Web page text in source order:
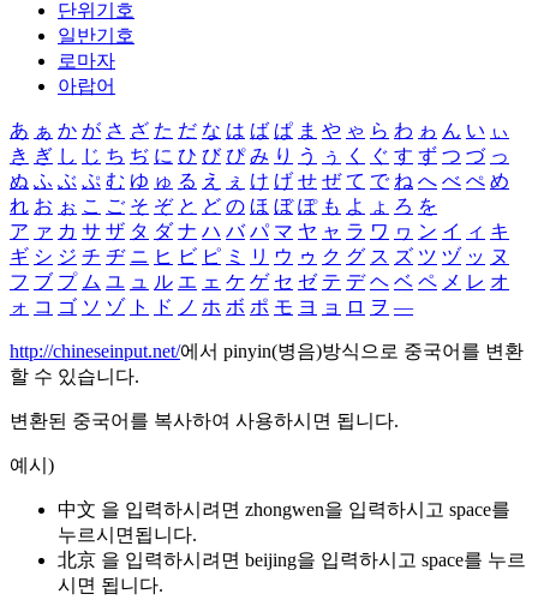
단위기호
일반기호
로마자
아랍어
あ ぁ か が さ ざ た だ な は ば ぱ ま や ゃ ら わ ゎ ん い ぃ
き ぎ し じ ち ぢ に ひ び ぴ み り う ぅ く ぐ す ず つ づ っ
ぬ ふ ぶ ぷ む ゆ ゅ る え ぇ け げ せ ぜ て で ね へ べ ぺ め
れ お ぉ こ ご そ ぞ と ど の ほ ぼ ぽ も よ ょ ろ を
ア ァ カ サ ザ タ ダ ナ ハ バ パ マ ヤ ャ ラ ワ ヮ ン イ ィ キ
ギ シ ジ チ ヂ ニ ヒ ビ ピ ミ リ ウ ゥ ク グ ス ズ ツ ヅ ッ ヌ
フ ブ プ ム ユ ュ ル エ ェ ケ ゲ セ ゼ テ デ ヘ ベ ペ メ レ オ
ォ コ ゴ ソ ゾ ト ド ノ ホ ボ ポ モ ヨ ョ ロ ヲ ―
http://chineseinput.net/에서 pinyin(병음)방식으로 중국어를 변환
할 수 있습니다.
변환된 중국어를 복사하여 사용하시면 됩니다.
예시)
中文 을 입력하시려면 zhongwen을 입력하시고 space를
누르시면됩니다.
北京 을 입력하시려면 beijing을 입력하시고 space를 누르
시면 됩니다.